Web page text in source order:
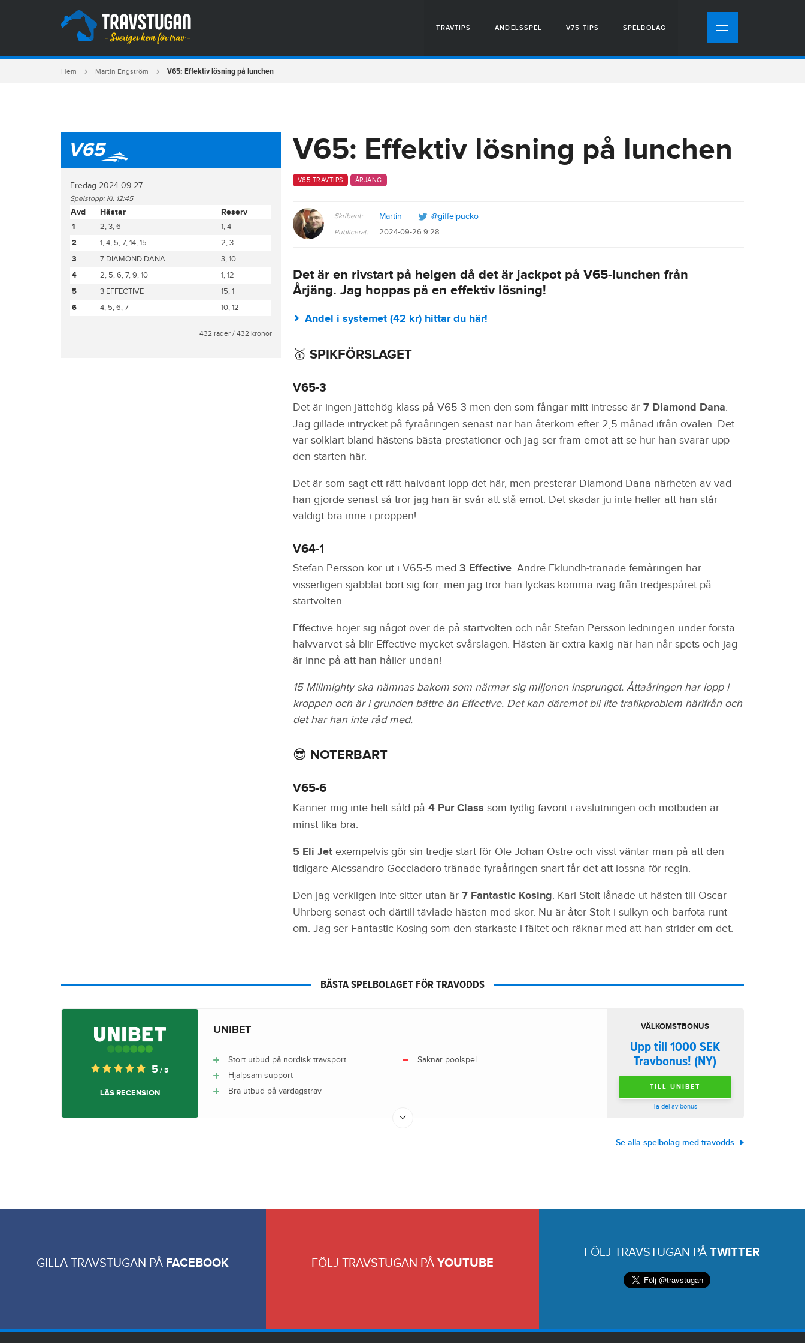
TRAVTIPS ANDELSSPEL V75 TIPS SPELBOLAG
Hem Martin Engström V65: Effektiv lösning på lunchen
V65
Fredag 2024-09-27
Spelstopp: Kl. 12:45
Avd Hästar Reserv
1 2, 3, 6
1, 4
2
1, 4, 5, 7, 14, 15
2, 3
3
7 DIAMOND DANA
3, 10
4
2, 5, 6, 7, 9, 10
1, 12
5
3 EFFECTIVE
15, 1
6
4, 5, 6, 7 10, 12
432 rader / 432 kronor
V65: Effektiv lösning på lunchen
V65 TRAVTIPS ÅRJÄNG
Skribent: Martin @giffelpucko
Publicerat: 2024-09-26 9:28
Det är en rivstart på helgen då det är jackpot på V65-lunchen från
Årjäng. Jag hoppas på en effektiv lösning!
Andel i systemet (42 kr) hittar du här!
🥇 SPIKFÖRSLAGET
V65-3
Det är ingen jättehög klass på V65-3 men den som fångar mitt intresse är7 Diamond Dana.
Jag gillade intrycket på fyraåringen senast när han återkom efter 2,5 månad ifrån ovalen. Det
var solklart bland hästens bästa prestationer och jag ser fram emot att se hur han svarar upp
den starten här.
Det är som sagt ett rätt halvdant lopp det här, men presterar Diamond Dana närheten av vad
han gjorde senast så tror jag han är svår att stå emot. Det skadar ju inte heller att han står
väldigt bra inne i proppen!
V64-1
Stefan Persson kör ut i V65-5 med 3 Effective. Andre Eklundh-tränade femåringen har
visserligen sjabblat bort sig förr, men jag tror han lyckas komma iväg från tredjespåret på
startvolten.
Effective höjer sig något över de på startvolten och når Stefan Persson ledningen under första
halvvarvet så blir Effective mycket svårslagen. Hästen är extra kaxig när han når spets och jag
är inne på att han håller undan!
15 Millmighty ska nämnas bakom som närmar sig miljonen insprunget. Åttaåringen har lopp i
kroppen och är i grunden bättre än Effective. Det kan däremot bli lite trafikproblem härifrån och
det har han inte råd med.
😎 NOTERBART
V65-6
Känner mig inte helt såld på 4 Pur Class som tydlig favorit i avslutningen och motbuden är
minst lika bra.
5 Eli Jet exempelvis gör sin tredje start för Ole Johan Östre och visst väntar man på att den
tidigare Alessandro Gocciadoro-tränade fyraåringen snart får det att lossna för regin.
Den jag verkligen inte sitter utan är 7 Fantastic Kosing. Karl Stolt lånade ut hästen till Oscar
Uhrberg senast och därtill tävlade hästen med skor. Nu är åter Stolt i sulkyn och barfota runt
om. Jag ser Fantastic Kosing som den starkaste i fältet och räknar med att han strider om det.
BÄSTA SPELBOLAGET FÖR TRAVODDS
5 / 5
LÄS RECENSION
UNIBET
Stort utbud på nordisk travsport
Hjälpsam support
Bra utbud på vardagstrav
Saknar poolspel
VÄLKOMSTBONUS
Upp till 1000 SEK
Travbonus! (NY)
TILL UNIBET
Ta del av bonus
Se alla spelbolag med travodds
GILLA TRAVSTUGAN PÅ FACEBOOK FÖLJ TRAVSTUGAN PÅ YOUTUBE
FÖLJ TRAVSTUGAN PÅTWITTER